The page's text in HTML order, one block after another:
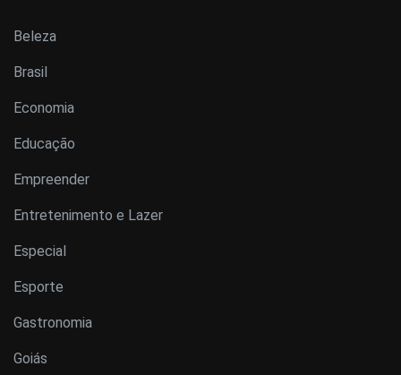
Beleza
Brasil
Economia
Educação
Empreender
Entretenimento e Lazer
Especial
Esporte
Gastronomia
Goiás